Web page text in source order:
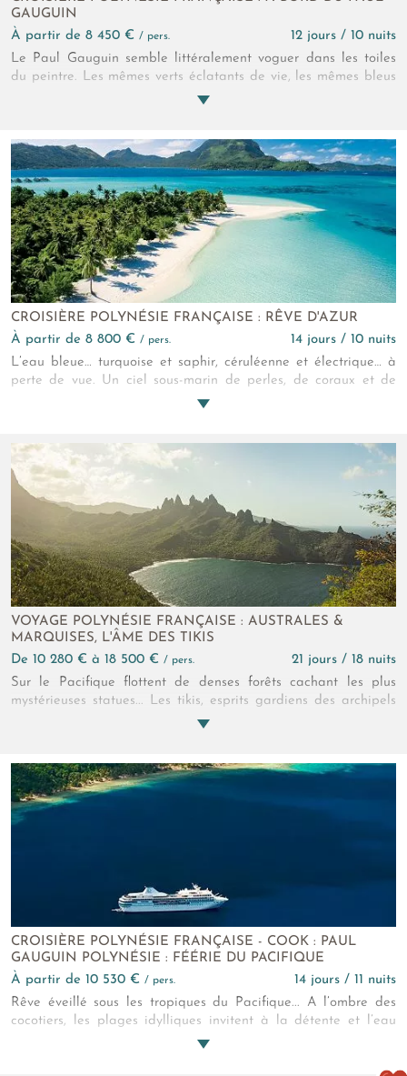
GAUGUIN
à partir de 8 450 € / pers.
12 jours / 10 nuits
Le Paul Gauguin semble littéralement voguer dans les toiles
du peintre. Les mêmes verts éclatants de vie, les mêmes bleus
profonds, la même mer d’huile idyllique… pour ces îles que
CROISIÈRE POLYNÉSIE FRANÇAISE : RÊVE D'AZUR
à partir de 8 800 € / pers.
14 jours / 10 nuits
L’eau bleue… turquoise et saphir, céruléenne et électrique… à
perte de vue. Un ciel sous-marin de perles, de coraux et de
poissons colorés et vous, alanguis sur ce catamaran, bercés par
VOYAGE POLYNÉSIE FRANÇAISE : AUSTRALES &
MARQUISES, L'ÂME DES TIKIS
de 10 280 € à 18 500 € / pers.
21 jours / 18 nuits
Sur le Pacifique flottent de denses forêts cachant les plus
mystérieuses statues... Les tikis, esprits gardiens des archipels
des Australes et des Marquises... Partez à leur rencontre, hors
balançants se dissimulent encore de nombreux paradis secrets
s'ouvrant aux vrais explorateurs !
CROISIÈRE POLYNÉSIE FRANÇAISE - COOK : PAUL
GAUGUIN POLYNÉSIE : FÉÉRIE DU PACIFIQUE
à partir de 10 530 € / pers.
14 jours / 11 nuits
Rêve éveillé sous les tropiques du Pacifique... A l’ombre des
cocotiers, les plages idylliques invitent à la détente et l’eau
cristalline des lagons murmure des chants polynésiens. Un